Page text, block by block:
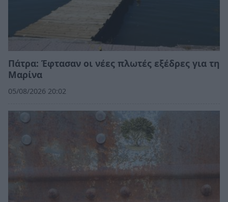
Πάτρα: Έφτασαν οι νέες πλωτές εξέδρες για τη
Μαρίνα
05/08/2026 20:02